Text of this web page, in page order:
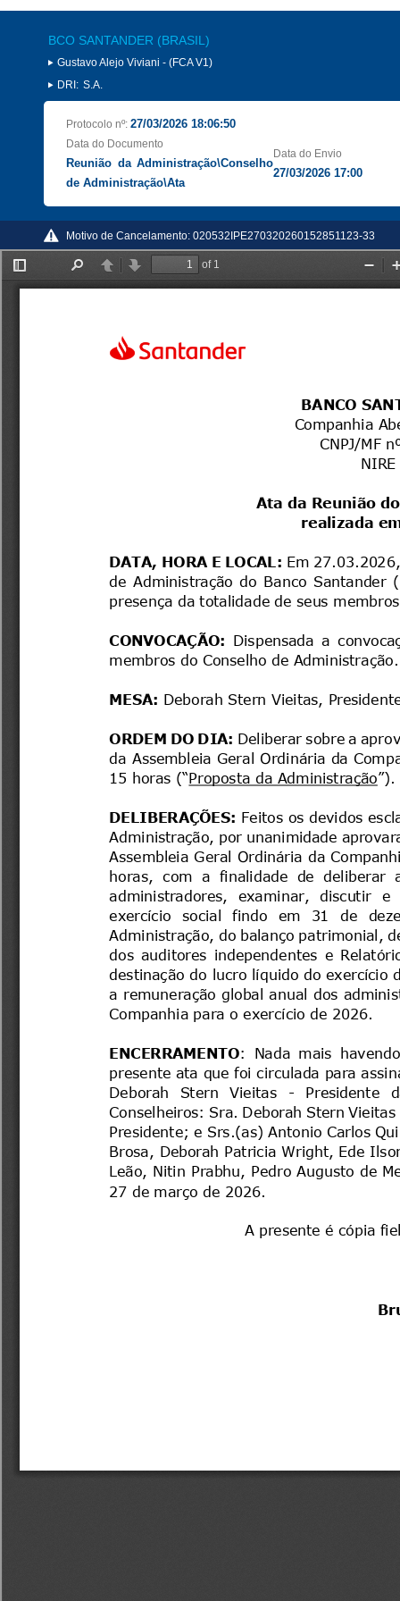
BCO SANTANDER (BRASIL)
Gustavo Alejo Viviani - (FCA V1)
DRI: S.A.
Protocolo nº: 27/03/2026 18:06:50
Data do Documento
Reunião da Administração\Conselho
de Administração\Ata
Data do Envio
27/03/2026 17:00
Motivo de Cancelamento: 020532IPE270320260152851123-33